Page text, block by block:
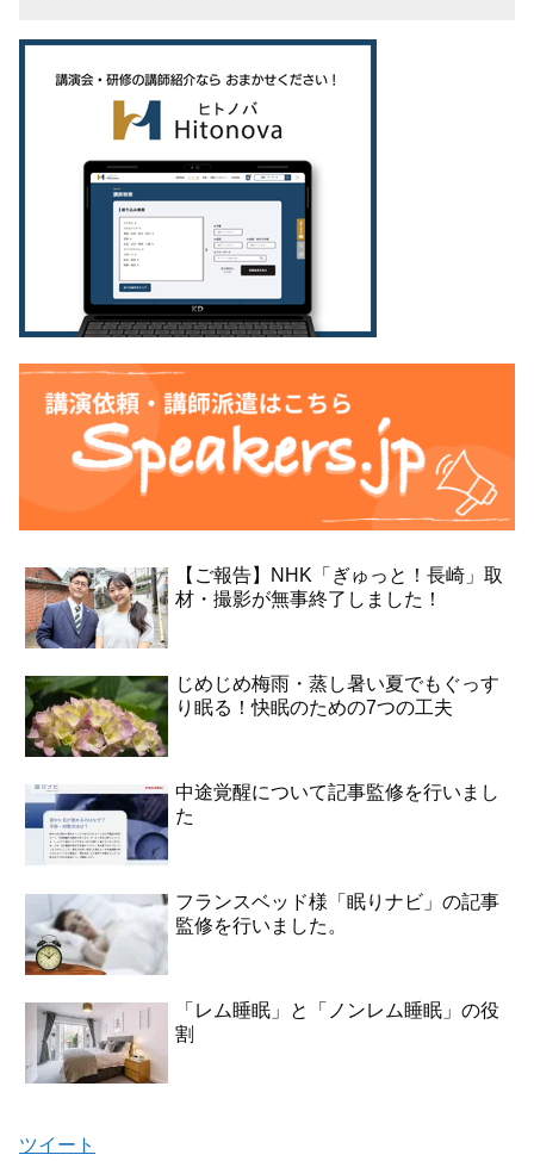
【ご報告】NHK「ぎゅっと！長崎」取
材・撮影が無事終了しました！
じめじめ梅雨・蒸し暑い夏でもぐっす
り眠る！快眠のための7つの工夫
中途覚醒について記事監修を行いまし
た
フランスベッド様「眠りナビ」の記事
監修を行いました。
「レム睡眠」と「ノンレム睡眠」の役
割
ツイート